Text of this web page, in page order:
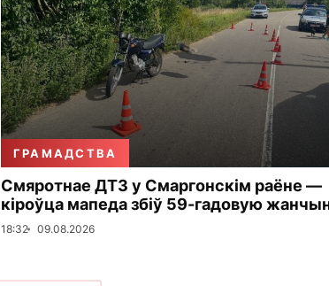
ГРАМАДСТВА
Смяротнае ДТЗ у Смаргонскім раёне —
кіроўца мапеда збіў 59-гадовую
18:32 09.08.2026